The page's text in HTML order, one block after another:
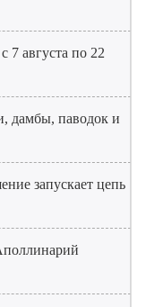
7 августа по 22
дамбы, паводок и
запускает цепь